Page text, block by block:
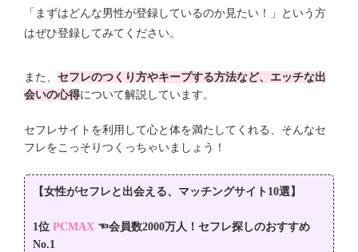
「まずはどんな男性が登録しているのか見たい！」という方
はぜひ登録してみてください。
また、 セフレのつくり方やキープする方法など、エッチな出
会いの心得について解説しています。
セフレサイトを利用して心と体を満たしてくれる、そんなセ
フレをこっそりつくっちゃいましょう！
【女性がセフレと出会える、マッチングサイト10選】
1位 PCMAX ☜会員数2000万人！セフレ探しのおすすめ
No.1